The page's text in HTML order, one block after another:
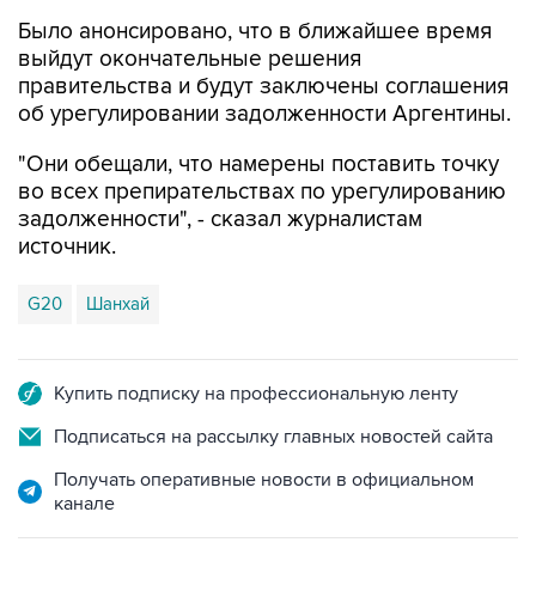
Было анонсировано, что в ближайшее время
выйдут окончательные решения
правительства и будут заключены соглашения
об урегулировании задолженности Аргентины.
"Они обещали, что намерены поставить точку
во всех препирательствах по урегулированию
задолженности", - сказал журналистам
источник.
G20 Шанхай
Купить подписку на профессиональную ленту
Подписаться на рассылку главных новостей сайта
Получать оперативные новости в официальном
канале